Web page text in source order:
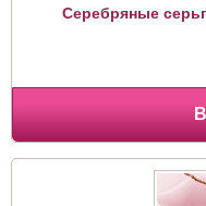
Серебряные